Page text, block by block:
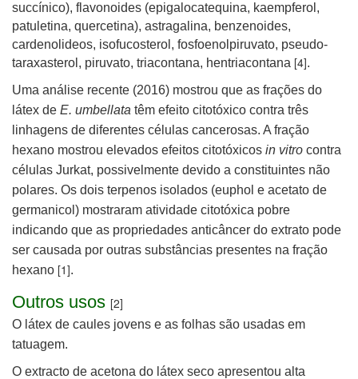
succínico), flavonoides (epigalocatequina, kaempferol,
patuletina, quercetina), astragalina, benzenoides,
cardenolideos, isofucosterol, fosfoenolpiruvato, pseudo-
taraxasterol, piruvato, triacontana, hentriacontana [4].
Uma análise recente (2016) mostrou que as frações do
látex de E. umbellata têm efeito citotóxico contra três
linhagens de diferentes células cancerosas. A fração
hexano mostrou elevados efeitos citotóxicos in vitro contra
células Jurkat, possivelmente devido a constituintes não
polares. Os dois terpenos isolados (euphol e acetato de
germanicol) mostraram atividade citotóxica pobre
indicando que as propriedades anticâncer do extrato pode
ser causada por outras substâncias presentes na fração
hexano [1].
Outros usos [2]
O látex de caules jovens e as folhas são usadas em
tatuagem.
O extracto de acetona do látex seco apresentou alta